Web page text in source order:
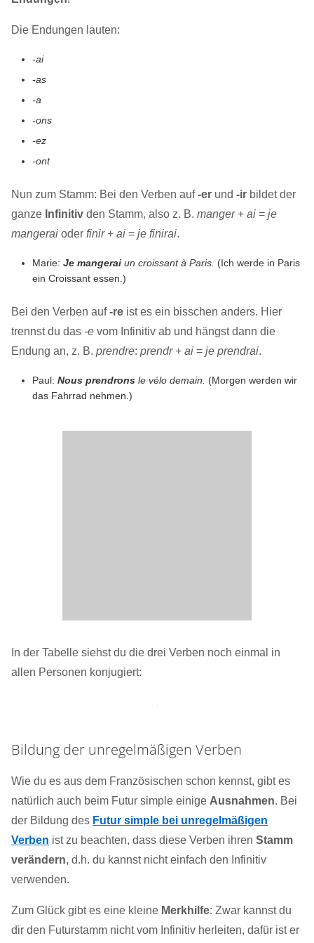
Die Endungen lauten:
-ai
-as
-a
-ons
-ez
-ont
Nun zum Stamm: Bei den Verben auf-er und -ir bildet der
ganze Infinitiv den Stamm, also z. B. manger+ ai = je
mangerai oder finir+ ai = je finirai.
Marie: Je mangerai un croissant à Paris. (Ich werde in Paris
ein Croissant essen.)
Bei den Verben auf-re ist es ein bisschen anders. Hier
trennst du das -e vom Infinitiv ab und hängst dann die
Endung an, z. B. prendre: prendr+ ai = je prendrai.
Paul: Nous prendrons le vélo demain.
(Morgen werden wir
das Fahrrad nehmen.)
In der Tabelle siehst du die drei Verben noch einmal in
allen Personen konjugiert:
Bildung der unregelmäßigen Verben
Wie du es aus dem Französischen schon kennst, gibt es
natürlich auch beim Futur simple einige Ausnahmen. Bei
der Bildung des Futur simple bei unregelmäßigen
Verben ist zu beachten, dass diese Verben ihren Stamm
verändern, d.h. du kannst nicht einfach den Infinitiv
verwenden.
Zum Glück gibt es eine kleine Merkhilfe: Zwar kannst du
dir den Futurstamm nicht vom Infinitiv herleiten, dafür ist er